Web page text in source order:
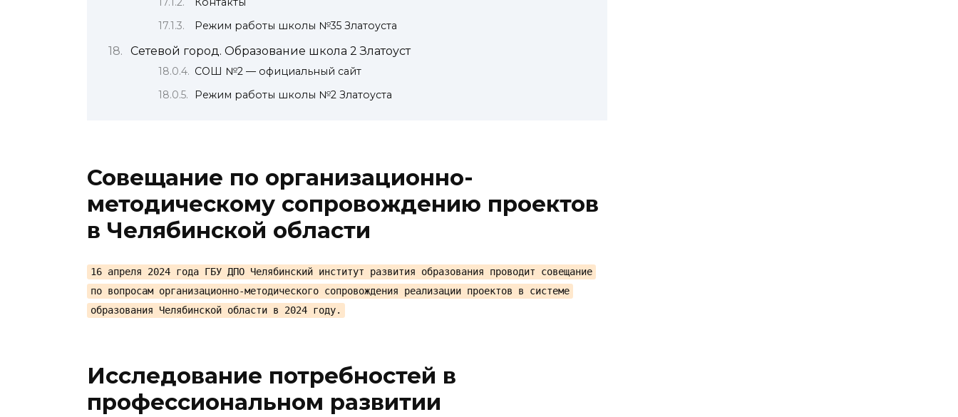
Режим работы школы №35 Златоуста
Сетевой город. Образование школа 2 Златоуст
СОШ №2 — официальный сайт
Режим работы школы №2 Златоуста
Совещание по организационно-
методическому сопровождению проектов
в Челябинской области
16 апреля 2024 года ГБУ ДПО Челябинский институт развития образования проводит совещание
по вопросам организационно-методического сопровождения реализации проектов в системе
образования Челябинской области в 2024 году.
Исследование потребностей в
профессиональном развитии